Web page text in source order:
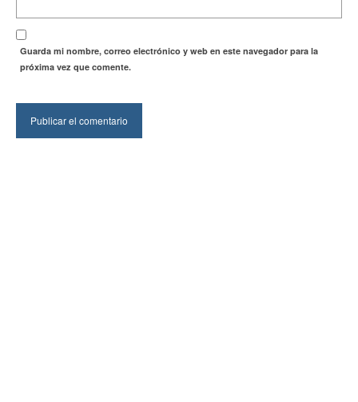
Guarda mi nombre, correo electrónico y web en este navegador para la
próxima vez que comente.